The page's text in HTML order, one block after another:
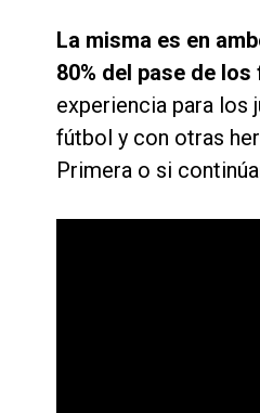
La misma es en
80% del pase de
experiencia para los
fútbol y con otras
Primera o si